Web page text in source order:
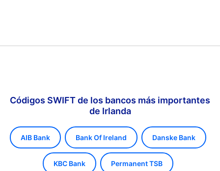
Códigos SWIFT de los bancos más importantes
de Irlanda
AIB Bank Bank Of Ireland Danske Bank
KBC Bank Permanent TSB